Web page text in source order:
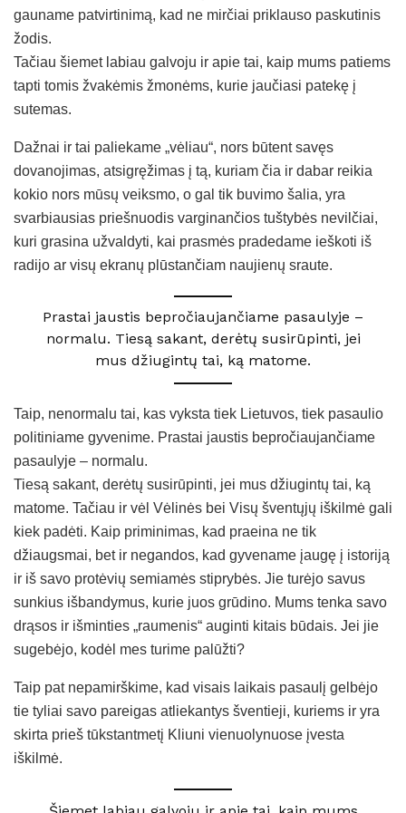
gauname patvirtinimą, kad ne mirčiai priklauso paskutinis
žodis.
Tačiau šiemet labiau galvoju ir apie tai, kaip mums patiems
tapti tomis žvakėmis žmonėms, kurie jaučiasi patekę į
sutemas.
Dažnai ir tai paliekame „vėliau“, nors būtent savęs
dovanojimas, atsigręžimas į tą, kuriam čia ir dabar reikia
kokio nors mūsų veiksmo, o gal tik buvimo šalia, yra
svarbiausias priešnuodis varginančios tuštybės nevilčiai,
kuri grasina užvaldyti, kai prasmės pradedame ieškoti iš
radijo ar visų ekranų plūstančiam naujienų sraute.
Prastai jaustis bepročiaujančiame pasaulyje –
normalu. Tiesą sakant, derėtų susirūpinti, jei
mus džiugintų tai, ką matome.
Taip, nenormalu tai, kas vyksta tiek Lietuvos, tiek pasaulio
politiniame gyvenime. Prastai jaustis bepročiaujančiame
pasaulyje – normalu.
Tiesą sakant, derėtų susirūpinti, jei mus džiugintų tai, ką
matome. Tačiau ir vėl Vėlinės bei Visų šventųjų iškilmė gali
kiek padėti. Kaip priminimas, kad praeina ne tik
džiaugsmai, bet ir negandos, kad gyvename įaugę į istoriją
ir iš savo protėvių semiamės stiprybės. Jie turėjo savus
sunkius išbandymus, kurie juos grūdino. Mums tenka savo
drąsos ir išminties „raumenis“ auginti kitais būdais. Jei jie
sugebėjo, kodėl mes turime palūžti?
Taip pat nepamirškime, kad visais laikais pasaulį gelbėjo
tie tyliai savo pareigas atliekantys šventieji, kuriems ir yra
skirta prieš tūkstantmetį Kliuni vienuolynuose įvesta
iškilmė.